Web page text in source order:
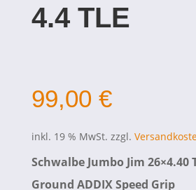
4.4 TLE
99,00 €
inkl. 19 % MwSt. zzgl.
Schwalbe Jumbo Jim 26×4.40
Ground ADDIX Speed Grip